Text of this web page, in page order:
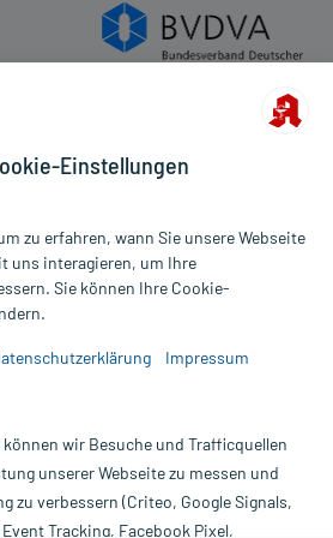
ggf. zzgl. Versandkosten
werden ausschließlich für
durch einen Arzt. Bitte
können. | Diese Webseite benutzt
bitte dazu die wichtigen Hinweise in
Für den Widerruf einer Bestellung
Einstellungen
zu erfahren, wann Sie unsere Webseite
uns interagieren, um Ihre
Sie können Ihre Cookie-
Impressum
wir Besuche und Trafficquellen
unserer Webseite zu messen und
zu verbessern (Criteo, Google Signals,
Tracking, Facebook Pixel,